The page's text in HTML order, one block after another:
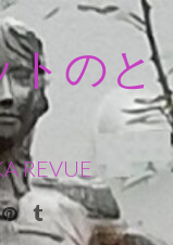
トのと
REVUE
Pinterest
Tumblr